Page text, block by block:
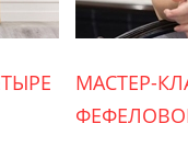
МАСТЕР-